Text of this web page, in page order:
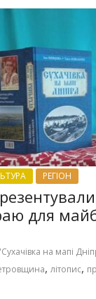
РЕГІОН
для
на мапі
,літопис,